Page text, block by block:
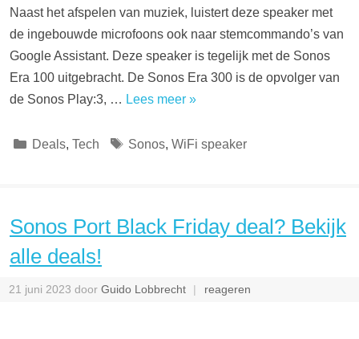
Naast het afspelen van muziek, luistert deze speaker met
de ingebouwde microfoons ook naar stemcommando’s van
Google Assistant. Deze speaker is tegelijk met de Sonos
Era 100 uitgebracht. De Sonos Era 300 is de opvolger van
de Sonos Play:3, … Lees meer »
Categorieën
Deals, Tech Tags
Sonos,WiFi speaker
Sonos Port Black Friday deal? Bekijk
alle deals!
21 juni 2023 door Guido Lobbrecht reageren